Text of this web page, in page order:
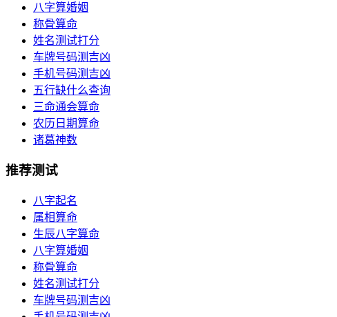
八字算婚姻
称骨算命
姓名测试打分
车牌号码测吉凶
手机号码测吉凶
五行缺什么查询
三命通会算命
农历日期算命
诸葛神数
推荐测试
八字起名
属相算命
生辰八字算命
八字算婚姻
称骨算命
姓名测试打分
车牌号码测吉凶